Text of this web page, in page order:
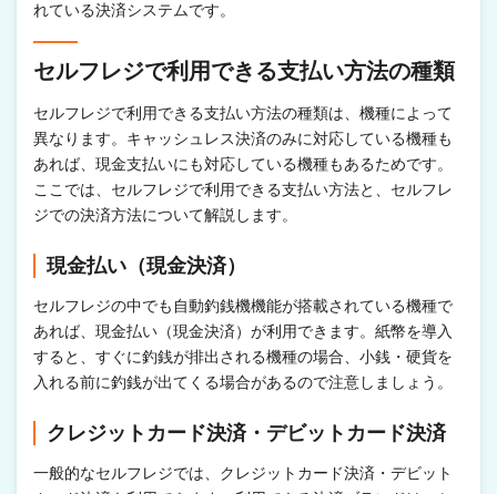
れている決済システムです。
セルフレジで利用できる支払い方法の種類
セルフレジで利用できる支払い方法の種類は、機種によって
異なります。キャッシュレス決済のみに対応している機種も
あれば、現金支払いにも対応している機種もあるためです。
ここでは、セルフレジで利用できる支払い方法と、セルフレ
ジでの決済方法について解説します。
現金払い（現金決済）
セルフレジの中でも自動釣銭機機能が搭載されている機種で
あれば、現金払い（現金決済）が利用できます。紙幣を導入
すると、すぐに釣銭が排出される機種の場合、小銭・硬貨を
入れる前に釣銭が出てくる場合があるので注意しましょう。
クレジットカード決済・デビットカード決済
一般的なセルフレジでは、クレジットカード決済・デビット